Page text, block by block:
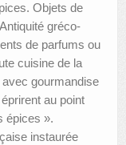
Objets de
gréco-
de parfums ou
cuisine de la
gourmandise
au point
épices ».
instaurée